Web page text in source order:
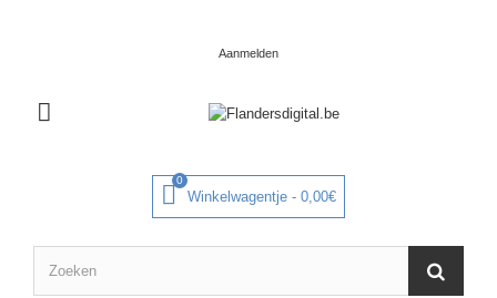
Aanmelden
0
Winkelwagentje - 0,00€